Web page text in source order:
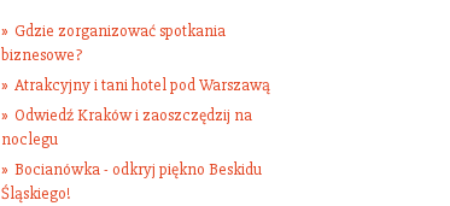
Gdzie zorganizować spotkania
biznesowe?
Atrakcyjny i tani hotel pod Warszawą
Odwiedź Kraków i zaoszczędzij na
noclegu
Bocianówka - odkryj piękno Beskidu
Śląskiego!